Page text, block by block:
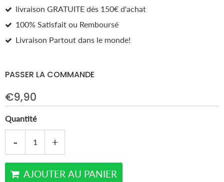
livraison GRATUITE dès 150€ d'achat
100% Satisfait ou Remboursé
Livraison Partout dans le monde!
PASSER LA COMMANDE
€9,90
Quantité
+
-
AJOUTER AU PANIER